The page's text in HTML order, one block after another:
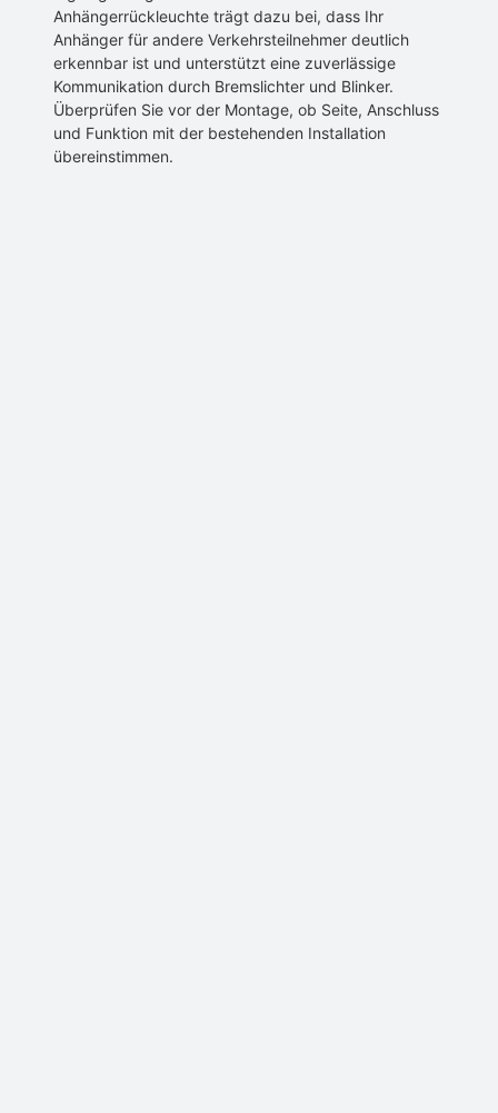
Anhängerrückleuchte trägt dazu bei, dass Ihr
Anhänger für andere Verkehrsteilnehmer deutlich
erkennbar ist und unterstützt eine zuverlässige
Kommunikation durch Bremslichter und Blinker.
Überprüfen Sie vor der Montage, ob Seite, Anschluss
und Funktion mit der bestehenden Installation
übereinstimmen.